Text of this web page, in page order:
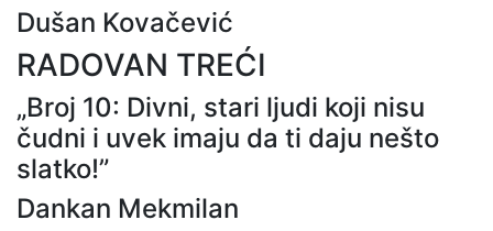
Dušan Kovačević
RADOVAN TREĆI
„Broj 10: Divni, stari ljudi koji nisu
čudni i uvek imaju da ti daju nešto
slatko!”
Dankan Mekmilan